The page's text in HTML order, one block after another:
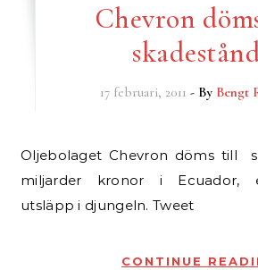
Chevron
17 februari, 2011 - By Bengt
Oljebolaget Chevron döms till skadestånd på 62
miljarder kronor i Ecuador,
utsläpp i djungeln. Tweet
CONTINUE